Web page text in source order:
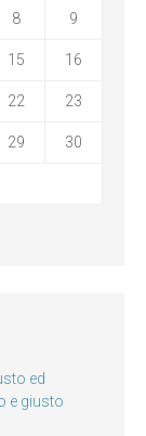
8 9
15 16
22 23
29 30
ed
e giusto